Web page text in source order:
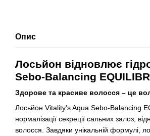
Опис
Лосьйон відновлює
Sebo-Balancing
Здорове та красиве волосся – це
Лосьйон Vitality's Aqua Sebo-Balancing
нормалізації секреції сальних залоз,
волосся. Завдяки унікальній формулі,